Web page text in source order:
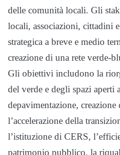
delle comunità locali. Gli
locali, associazioni, cittadini
strategica a breve e medio
creazione di una rete verde-
Gli obiettivi includono la
del verde e degli spazi aperti
depavimentazione,
l’accelerazione della
l’istituzione di CERS,
patrimonio pubblico, la